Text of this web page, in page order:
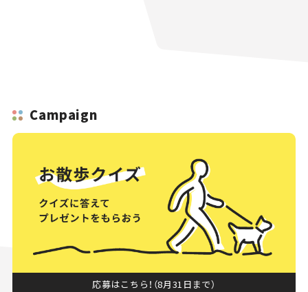
Campaign
応募はこちら！（8月31日まで）